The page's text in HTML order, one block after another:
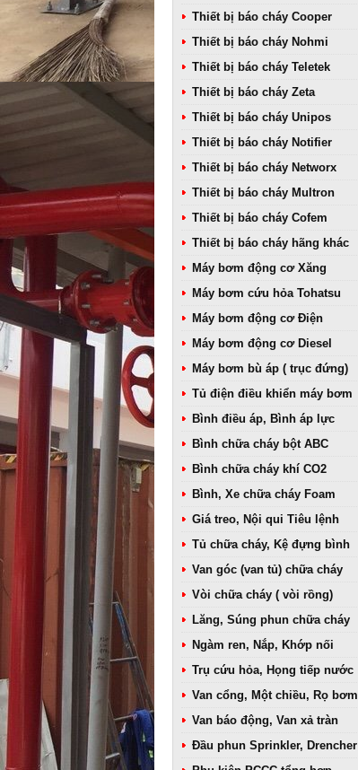
Thiết bị báo cháy Cooper
Thiết bị báo cháy Nohmi
Thiết bị báo cháy Teletek
Thiết bị báo cháy Zeta
Thiết bị báo cháy Unipos
Thiết bị báo cháy Notifier
Thiết bị báo cháy Networx
Thiết bị báo cháy Multron
Thiết bị báo cháy Cofem
Thiết bị báo cháy hãng khác
Máy bơm động cơ Xăng
Máy bơm cứu hỏa Tohatsu
Máy bơm động cơ Điện
Máy bơm động cơ Diesel
Máy bơm bù áp ( trục đứng)
Tủ điện điều khiển máy bơm
Bình điều áp, Bình áp lực
Bình chữa cháy bột ABC
Bình chữa cháy khí CO2
Bình, Xe chữa cháy Foam
Giá treo, Nội qui Tiêu lệnh
Tủ chữa cháy, Kệ đựng bình
Van góc (van tủ) chữa cháy
Vòi chữa cháy ( vòi rồng)
Lăng, Súng phun chữa cháy
Ngàm ren, Nắp, Khớp nối
Trụ cứu hỏa, Họng tiếp nước
Van cổng, Một chiều, Rọ bơm
Van báo động, Van xả tràn
Đầu phun Sprinkler, Drencher